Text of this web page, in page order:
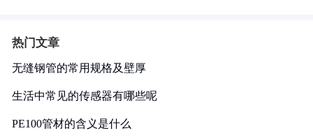
热门文章
无缝钢管的常用规格及壁厚
生活中常见的传感器有哪些呢
PE100管材的含义是什么